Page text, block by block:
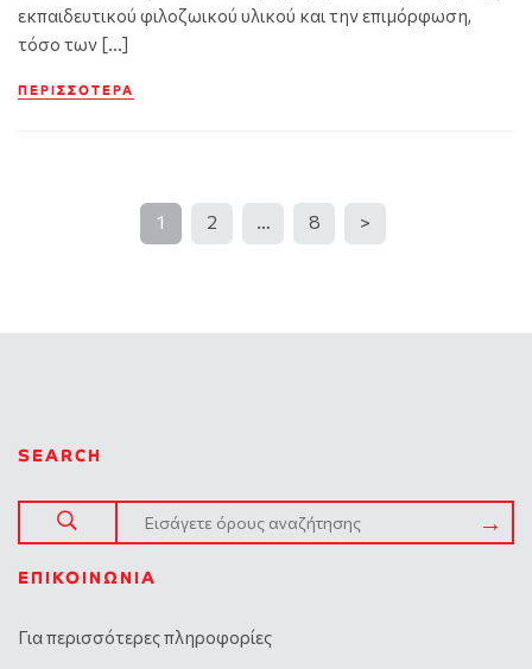
εκπαιδευτικού φιλοζωικού υλικού και την επιμόρφωση,
τόσο των […]
ΠΕΡΙΣΣΌΤΕΡΑ
1 2 … 8 >
SEARCH
ΕΠΙΚΟΙΝΩΝΊΑ
Για περισσότερες πληροφορίες